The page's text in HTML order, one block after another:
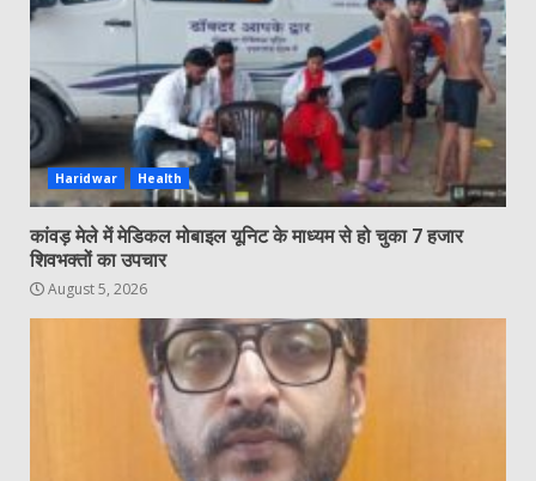
Haridwar Health
कांवड़ मेले में मेडिकल मोबाइल यूनिट के माध्यम से हो चुका 7 हजार
शिवभक्तों का उपचार
August 5, 2026